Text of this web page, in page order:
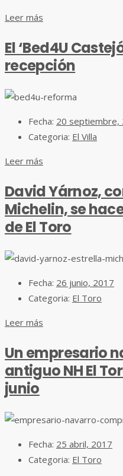
Leer más
El ‘Bed4U
recepción
Fecha: 20 septiembre,
Categoria: El Villa
Leer más
David Yárnoz,
Michelin, se
de El Toro
Fecha: 26 junio, 2017
Categoria: El Toro
Leer más
Un empresario
antiguo NH El
junio
Fecha: 25 abril, 2017
Categoria: El Toro